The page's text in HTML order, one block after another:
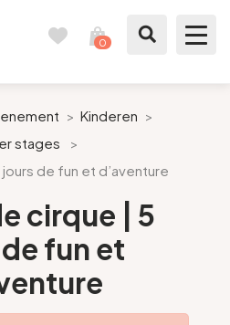
0
> Kinderen >
stages
>
de fun et d’aventure
cirque | 5
fun et